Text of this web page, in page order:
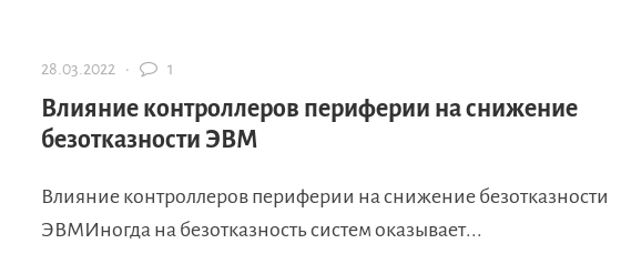
28.03.2022 · 1
Влияние контроллеров периферии на снижение
безотказности ЭВМ
Влияние контроллеров периферии на снижение безотказности
ЭВМИногда на безотказность систем оказывает...